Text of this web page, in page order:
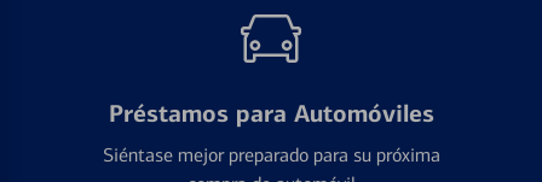
Préstamos para Automóviles
Siéntase mejor preparado para su próxima